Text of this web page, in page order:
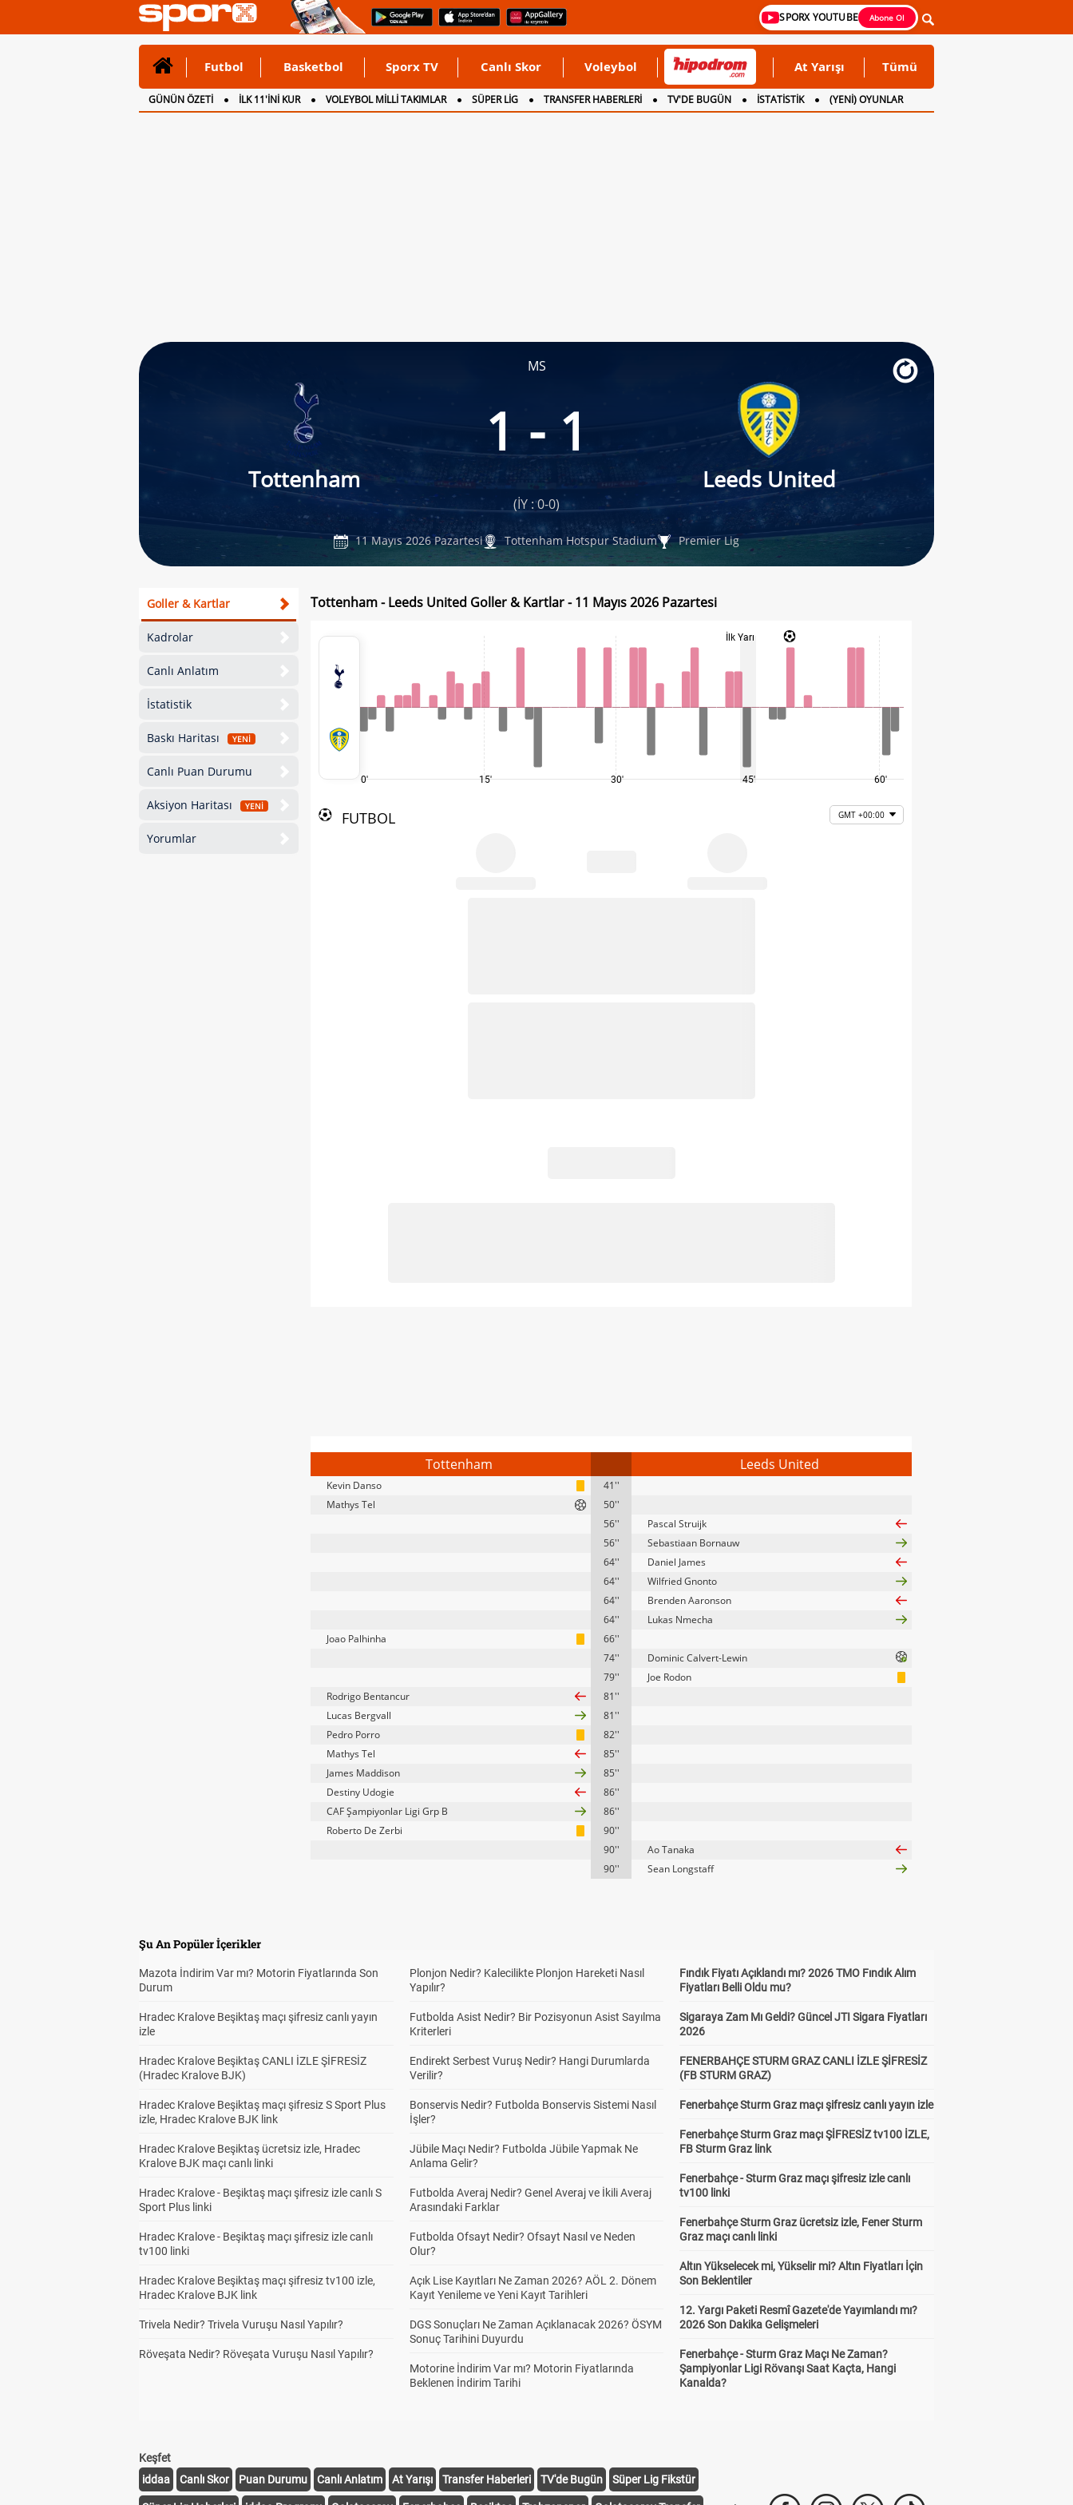
SPORX YOUTUBE Abone Ol
Futbol Basketbol Sporx TV Canlı Skor Voleybol At Yarışı Tümü
GÜNÜN ÖZETİ İLK 11'İNİ KUR VOLEYBOL MİLLİ TAKIMLAR SÜPER LİG TRANSFER HABERLERİ TV'DE BUGÜN İSTATİSTİK
(YENİ) OYUNLAR
CANLI ANLATIM
İNGİLTERE
MS
Tottenham
1 - 1
Leeds United
(İY : 0-0)
11 Mayıs 2026 Pazartesi Tottenham Hotspur Stadium Premier Lig
Goller & Kartlar
Kadrolar
Canlı Anlatım
İstatistik
Baskı Haritası YENİ
Canlı Puan Durumu
Aksiyon Haritası YENİ
Yorumlar
Tottenham - Leeds United Goller & Kartlar - 11 Mayıs 2026 Pazartesi
0' 15' 30'
İlk Yarı
45' 60'
FUTBOL GMT +00:00
Tottenham Leeds United
Kevin Danso
41''
Mathys Tel
50''
56''
Pascal Struijk
56''
Sebastiaan Bornauw
64''
Daniel James
64''
Wilfried Gnonto
64''
Brenden Aaronson
64''
Lukas Nmecha
Joao Palhinha
66''
74''
Dominic Calvert-Lewin
79''
Joe Rodon
Rodrigo Bentancur
81''
Lucas Bergvall
81''
Pedro Porro
82''
Mathys Tel
85''
James Maddison
85''
Destiny Udogie
86''
CAF Şampiyonlar Ligi Grp B
86''
Roberto De Zerbi
90''
90''
Ao Tanaka
90''
Sean Longstaff
Şu An Popüler İçerikler
Mazota İndirim Var mı? Motorin Fiyatlarında Son
Durum
Hradec Kralove Beşiktaş maçı şifresiz canlı yayın
izle
Hradec Kralove Beşiktaş CANLI İZLE ŞİFRESİZ
(Hradec Kralove BJK)
Hradec Kralove Beşiktaş maçı şifresiz S Sport Plus
izle, Hradec Kralove BJK link
Hradec Kralove Beşiktaş ücretsiz izle, Hradec
Kralove BJK maçı canlı linki
Hradec Kralove - Beşiktaş maçı şifresiz izle canlı S
Sport Plus linki
Hradec Kralove - Beşiktaş maçı şifresiz izle canlı
tv100 linki
Hradec Kralove Beşiktaş maçı şifresiz tv100 izle,
Hradec Kralove BJK link
Trivela Nedir? Trivela Vuruşu Nasıl Yapılır?
Röveşata Nedir? Röveşata Vuruşu Nasıl Yapılır?
Plonjon Nedir? Kalecilikte Plonjon Hareketi Nasıl
Yapılır?
Futbolda Asist Nedir? Bir Pozisyonun Asist Sayılma
Kriterleri
Endirekt Serbest Vuruş Nedir? Hangi Durumlarda
Verilir?
Bonservis Nedir? Futbolda Bonservis Sistemi Nasıl
İşler?
Jübile Maçı Nedir? Futbolda Jübile Yapmak Ne
Anlama Gelir?
Futbolda Averaj Nedir? Genel Averaj ve İkili Averaj
Arasındaki Farklar
Futbolda Ofsayt Nedir? Ofsayt Nasıl ve Neden
Olur?
Açık Lise Kayıtları Ne Zaman 2026? AÖL 2. Dönem
Kayıt Yenileme ve Yeni Kayıt Tarihleri
DGS Sonuçları Ne Zaman Açıklanacak 2026? ÖSYM
Sonuç Tarihini Duyurdu
Motorine İndirim Var mı? Motorin Fiyatlarında
Beklenen İndirim Tarihi
Fındık Fiyatı Açıklandı mı? 2026 TMO Fındık Alım
Fiyatları Belli Oldu mu?
Sigaraya Zam Mı Geldi? Güncel JTI Sigara Fiyatları
2026
FENERBAHÇE STURM GRAZ CANLI İZLE ŞİFRESİZ
(FB STURM GRAZ)
Fenerbahçe Sturm Graz maçı şifresiz canlı yayın izle
Fenerbahçe Sturm Graz maçı ŞİFRESİZ tv100 İZLE,
FB Sturm Graz link
Fenerbahçe - Sturm Graz maçı şifresiz izle canlı
tv100 linki
Fenerbahçe Sturm Graz ücretsiz izle, Fener Sturm
Graz maçı canlı linki
Altın Yükselecek mi, Yükselir mi? Altın Fiyatları İçin
Son Beklentiler
12. Yargı Paketi Resmî Gazete'de Yayımlandı mı?
2026 Son Dakika Gelişmeleri
Fenerbahçe - Sturm Graz Maçı Ne Zaman?
Şampiyonlar Ligi Rövanşı Saat Kaçta, Hangi
Kanalda?
Keşfet
iddaa
Canlı Skor Puan Durumu Canlı Anlatım At Yarışı Transfer Haberleri TV'de Bugün Süper Lig Fikstür